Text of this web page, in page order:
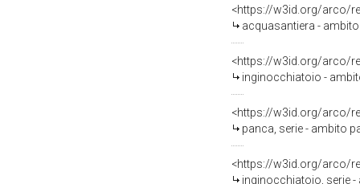
<https://w3id.org/arco/
acquasantiera -
<https://w3id.org/arco/
inginocchiatoio -
<https://w3id.org/arco/
panca, serie - ambito
<https://w3id.org/arco/
inginocchiatoio, serie -